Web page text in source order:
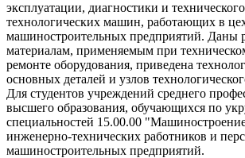
эксплуатации, диагностики и
технологических машин, работающих в
машиностроительных предприятий. Даны
материалам, применяемым при
ремонте оборудования, приведена
основных деталей и узлов
Для студентов учреждений среднего
высшего образования, обучающихся по
специальностей 15.00.00
инженерно-технических работников и
машиностроительных предприятий.